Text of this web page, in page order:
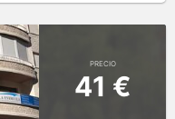
PRECIO
41 €